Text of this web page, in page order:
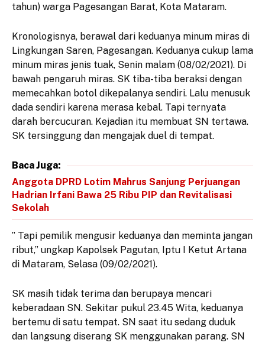
tahun) warga Pagesangan Barat, Kota Mataram.
Kronologisnya, berawal dari keduanya minum miras di
Lingkungan Saren, Pagesangan. Keduanya cukup lama
minum miras jenis tuak, Senin malam (08/02/2021). Di
bawah pengaruh miras. SK tiba-tiba beraksi dengan
memecahkan botol dikepalanya sendiri. Lalu menusuk
dada sendiri karena merasa kebal. Tapi ternyata
darah bercucuran. Kejadian itu membuat SN tertawa.
SK tersinggung dan mengajak duel di tempat.
Baca Juga:
Anggota DPRD Lotim Mahrus Sanjung Perjuangan
Hadrian Irfani Bawa 25 Ribu PIP dan Revitalisasi
Sekolah
’’ Tapi pemilik mengusir keduanya dan meminta jangan
ribut,’’ ungkap Kapolsek Pagutan, Iptu I Ketut Artana
di Mataram, Selasa (09/02/2021).
SK masih tidak terima dan berupaya mencari
keberadaan SN. Sekitar pukul 23.45 Wita, keduanya
bertemu di satu tempat. SN saat itu sedang duduk
dan langsung diserang SK menggunakan parang. SN